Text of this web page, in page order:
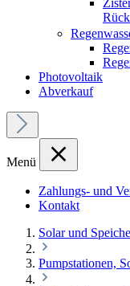
Photovoltaik
Abverkauf
Menü
Zahlungs- und
Kontakt
Solar und
Pumpstationen,